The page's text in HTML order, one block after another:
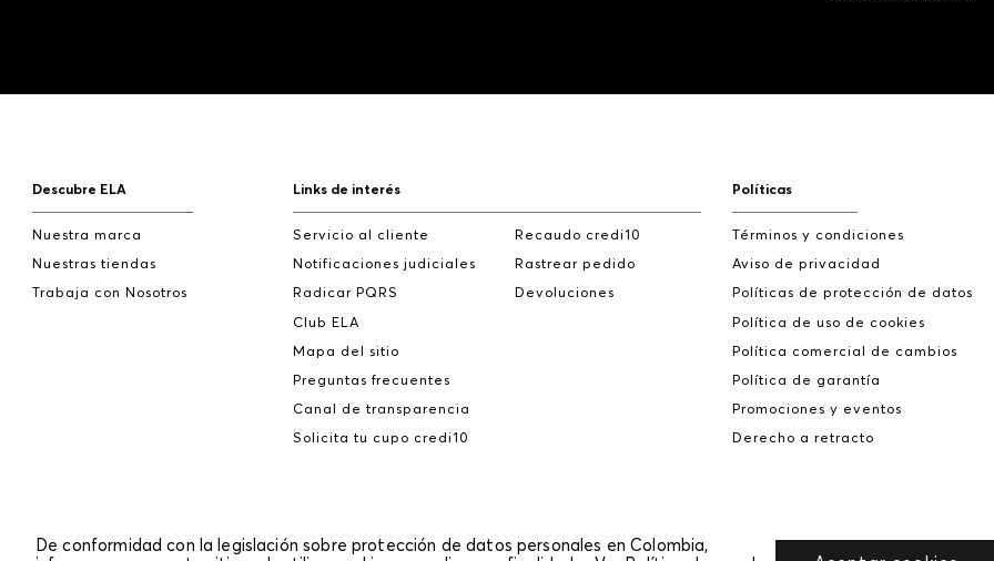
Descubre ELA
Nuestra marca
Nuestras tiendas
Trabaja con Nosotros
Links de interés
Servicio al cliente
Notificaciones judiciales
Radicar PQRS
Club ELA
Mapa del sitio
Preguntas frecuentes
Canal de transparencia
Solicita tu cupo credi10
Recaudo credi10
Rastrear pedido
Devoluciones
Políticas
Términos y condiciones
Aviso de privacidad
Políticas de protección de datos
Política de uso de cookies
Política comercial de cambios
Política de garantía
Promociones y eventos
Derecho a retracto
De conformidad con la legislación sobre protección de datos personales en Colombia,